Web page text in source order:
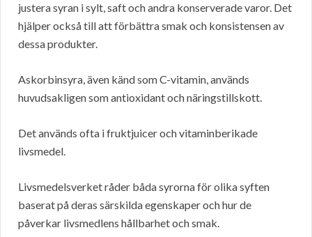
justera syran i sylt, saft och andra konserverade varor. Det
hjälper också till att förbättra smak och konsistensen av
dessa produkter.
Askorbinsyra, även känd som C-vitamin, används
huvudsakligen som antioxidant och näringstillskott.
Det används ofta i fruktjuicer och vitaminberikade
livsmedel.
Livsmedelsverket råder båda syrorna för olika syften
baserat på deras särskilda egenskaper och hur de
påverkar livsmedlens hållbarhet och smak.